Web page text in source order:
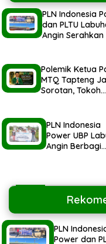
PLN Indonesia
dan PLTU
Angin Serahkan
1447H/2026M
Polemik Ketua
MTQ Tapteng
Sorotan, Tokoh
Terhadap Etika
PLN Indonesia
Power UBP
Angin Berbagi
PLN
Power dan